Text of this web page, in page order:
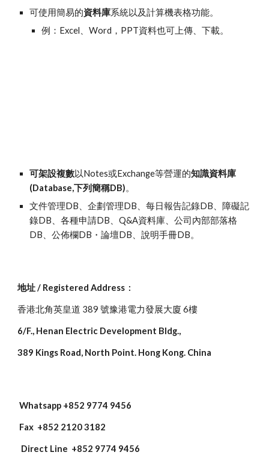
可使用簡易的資料庫系統以及計算機表格功能。
例：Excel、Word，PPT資料也可上傳、下載。
可架設複數以Notes或Exchange等營運的知識資料庫
(Database,下列簡稱DB)。
文件管理DB、企劃管理DB、每日報告記錄DB、障礙記
錄DB、各種申請DB、Q&A資料庫、公司內部部落格
DB、公佈欄DB・論壇DB、說明手冊DB。
地址 / Registered Address :
香港北角英皇道 389 號豫港電力發展大廈 6樓
6/F., Henan Electric Development Bldg.,
389 Kings Road, North Point. Hong Kong. China
Whatsapp +852 9774 9456
Fax +852 2120 3182
Direct Line +852 9774 9456